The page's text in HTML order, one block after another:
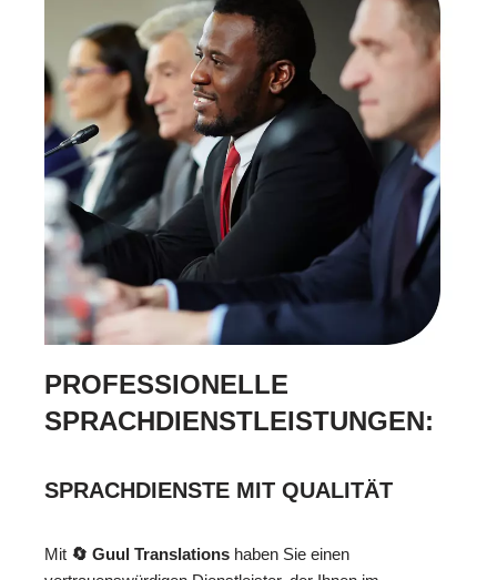
PROFESSIONELLE
SPRACHDIENSTLEISTUNGEN:
SPRACHDIENSTE MIT QUALITÄT
Mit 🔄 Guul Translations haben Sie einen